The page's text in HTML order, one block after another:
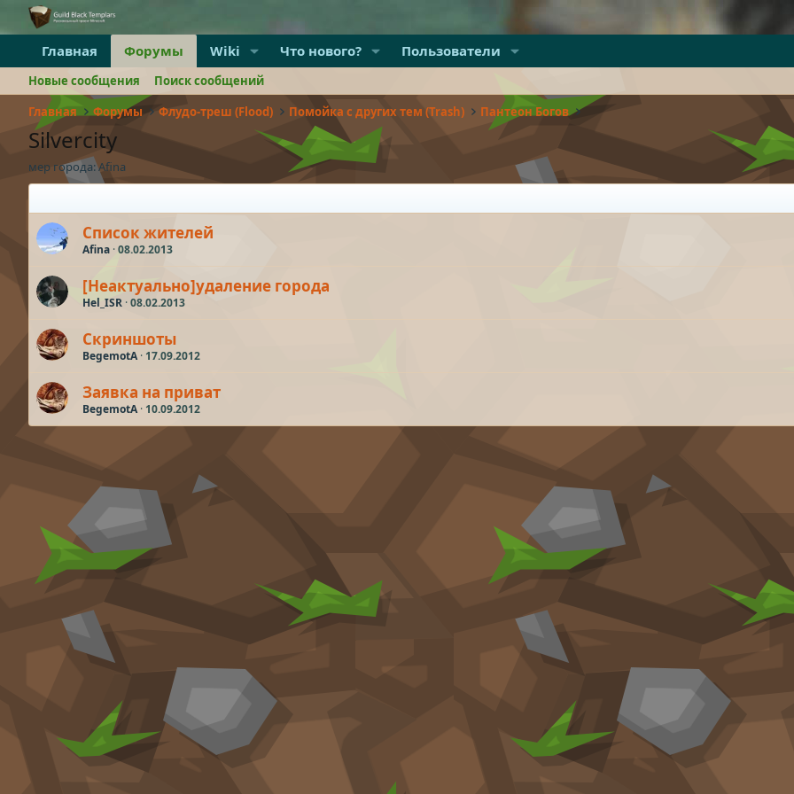
Главная Форумы Wiki Что нового? Пользователи
Новые сообщения
Поиск сообщений
Главная
Форумы Флудо-треш (Flood) Помойка с других тем (Trash) Пантеон Богов
Silvercity
мер города: Afina
Cписок жителей
Afina 08.02.2013
[Неактуально]удаление города
Hel_ISR 08.02.2013
Скриншоты
BegemotA 17.09.2012
Заявка на приват
BegemotA 10.09.2012